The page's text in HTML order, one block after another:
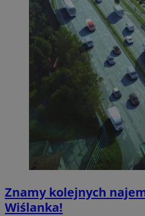
Znamy kolejnych
Wiślanka!